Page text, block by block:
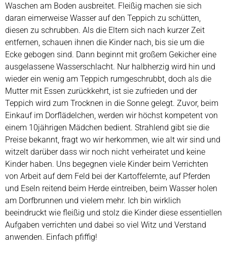
Waschen am Boden ausbreitet. Fleißig machen sie sich
daran eimerweise Wasser auf den Teppich zu schütten,
diesen zu schrubben. Als die Eltern sich nach kurzer Zeit
entfernen, schauen ihnen die Kinder nach, bis sie um die
Ecke gebogen sind. Dann beginnt mit großem Gekicher eine
ausgelassene Wasserschlacht. Nur halbherzig wird hin und
wieder ein wenig am Teppich rumgeschrubbt, doch als die
Mutter mit Essen zurückkehrt, ist sie zufrieden und der
Teppich wird zum Trocknen in die Sonne gelegt. Zuvor, beim
Einkauf im Dorflädelchen, werden wir höchst kompetent von
einem 10jährigen Mädchen bedient. Strahlend gibt sie die
Preise bekannt, fragt wo wir herkommen, wie alt wir sind und
witzelt darüber dass wir noch nicht verheiratet und keine
Kinder haben. Uns begegnen viele Kinder beim Verrichten
von Arbeit auf dem Feld bei der Kartoffelernte, auf Pferden
und Eseln reitend beim Herde eintreiben, beim Wasser holen
am Dorfbrunnen und vielem mehr. Ich bin wirklich
beeindruckt wie fleißig und stolz die Kinder diese essentiellen
Aufgaben verrichten und dabei so viel Witz und Verstand
anwenden. Einfach pfiffig!